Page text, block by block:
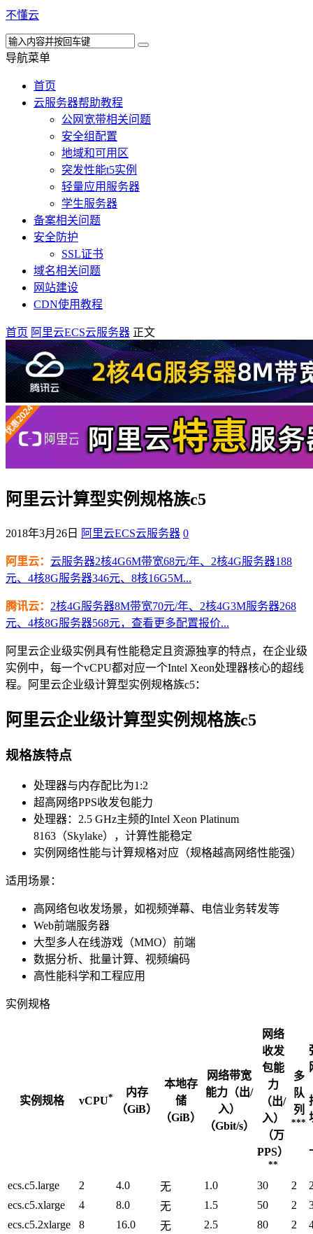
不懂云
导航菜单
首页
云服务器帮助教程
公网宽带相关问题
安全组配置
地域和可用区
突发性能t5实例
轻量应用服务器
学生服务器
备案相关问题
安全防护
SSL证书
域名相关问题
网站建设
CDN使用教程
首页 阿里云ECS云服务器 正文
阿里云计算型实例规格族c5
2018年3月26日 阿里云ECS云服务器 0
阿里云： 云服务器2核4G6M带宽68元/年、2核4G服务器188
元、4核8G服务器346元、8核16G5M...
腾讯云： 2核4G服务器8M带宽70元/年、2核4G3M服务器268
元、4核8G服务器568元，查看更多配置报价...
阿里云企业级实例具有性能稳定且资源独享的特点，在企业级
实例中，每一个vCPU都对应一个Intel Xeon处理器核心的超线
程。阿里云企业级计算型实例规格族c5：
阿里云企业级计算型实例规格族c5
规格族特点
处理器与内存配比为1:2
超高网络PPS收发包能力
处理器：2.5 GHz主频的Intel Xeon Platinum
8163（Skylake），计算性能稳定
实例网络性能与计算规格对应（规格越高网络性能强）
适用场景：
高网络包收发场景，如视频弹幕、电信业务转发等
Web前端服务器
大型多人在线游戏（MMO）前端
数据分析、批量计算、视频编码
高性能科学和工程应用
实例规格
实例规格 vCPU*
内存
（GiB）
本地存
储
（GiB）
网络带宽
能力（出/
入）
（Gbit/s）
网络
收发
包能
力
（出/
入）
（万
PPS）
**
多
队
列
***
ecs.c5.large 2 4.0 无 1.0 30 2
ecs.c5.xlarge
4 8.0 无 1.5 50 2
ecs.c5.2xlarge
8 16.0 无 2.5 80 2